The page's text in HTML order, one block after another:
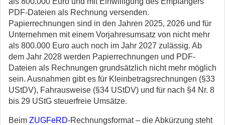
PDF-Dateien als Rechnung versenden.
Papierrechnungen sind in den Jahren 2025, 2026 und für
Unternehmen mit einem Vorjahresumsatz von nicht mehr
als 800.000 Euro auch noch im Jahr 2027 zulässig. Ab
dem Jahr 2028 werden Papierrechnungen und PDF-
Dateien als Rechnungen grundsätzlich nicht mehr möglich
sein. Ausnahmen gibt es für Kleinbetragsrechnungen (§33
UStDV), Fahrausweise (§34 UStDV) und für nach §4 Nr. 8
bis 29 UStG steuerfreie Umsätze.
Beim ZUGFeRD-Rechnungsformat – die Abkürzung steht